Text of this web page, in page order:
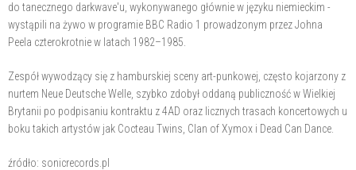
do tanecznego darkwave'u, wykonywanego głównie w języku niemieckim -
wystąpili na żywo w programie BBC Radio 1 prowadzonym przez Johna
Peela czterokrotnie w latach 1982–1985.
Zespół wywodzący się z hamburskiej sceny art-punkowej, często kojarzony z
nurtem Neue Deutsche Welle, szybko zdobył oddaną publiczność w Wielkiej
Brytanii po podpisaniu kontraktu z 4AD oraz licznych trasach koncertowych u
boku takich artystów jak Cocteau Twins, Clan of Xymox i Dead Can Dance.
źródło: sonicrecords.pl